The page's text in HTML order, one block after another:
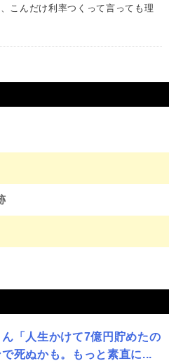
こんだけ利率つくって言っても理
「人生かけて7億円貯めたの
死ぬかも。もっと素直に...